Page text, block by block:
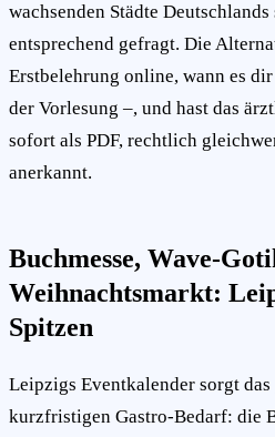
wachsenden Städte
entsprechend gefragt. Die
Erstbelehrung online, wann es
der Vorlesung –, und hast das
sofort als PDF, rechtlich
anerkannt.
Buchmesse, Wave-
Weihnachtsmarkt:
Spitzen
Leipzigs Eventkalender sorgt
kurzfristigen Gastro-Bedarf: die